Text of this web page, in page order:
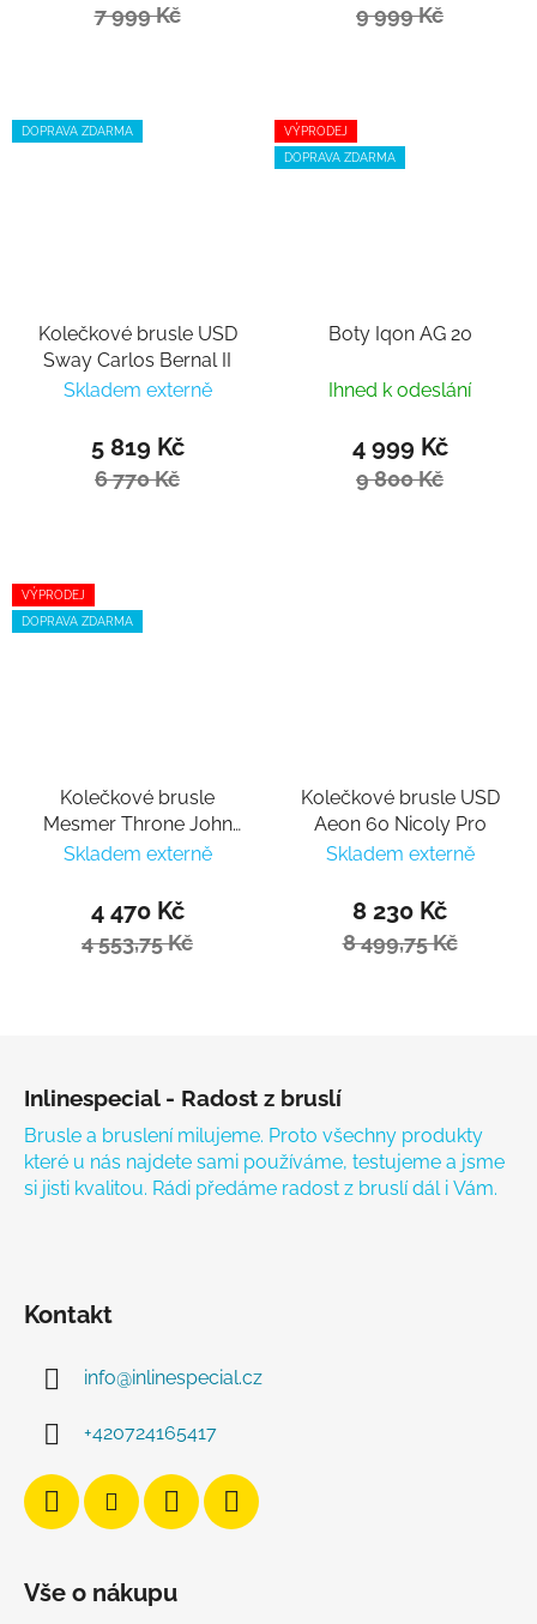
7 999 Kč 9 999 Kč
DOPRAVA ZDARMA
Kolečkové brusle USD
Sway Carlos Bernal II
Skladem externě
5 819 Kč
6 770 Kč
VÝPRODEJ
DOPRAVA ZDARMA
Boty Iqon AG 20
Ihned k odeslání
4 999 Kč
9 800 Kč
VÝPRODEJ
DOPRAVA ZDARMA
Kolečkové brusle
Mesmer Throne John
Bolino V1
Skladem externě
4 470 Kč
4 553,75 Kč
Kolečkové brusle USD
Aeon 60 Nicoly Pro
Skladem externě
8 230 Kč
8 499,75 Kč
Inlinespecial - Radost z bruslí
Brusle a bruslení milujeme. Proto všechny produkty
které u nás najdete sami používáme, testujeme a jsme
si jisti kvalitou. Rádi předáme radost z bruslí dál i Vám.
Kontakt
info@inlinespecial.cz
+420724165417
Vše o nákupu